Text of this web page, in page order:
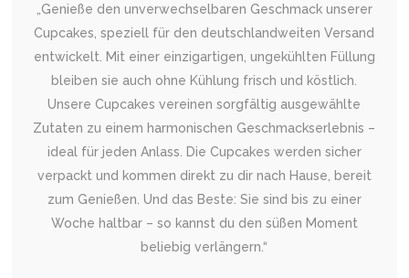
„Genieße den unverwechselbaren Geschmack unserer
Cupcakes, speziell für den deutschlandweiten Versand
entwickelt. Mit einer einzigartigen, ungekühlten Füllung
bleiben sie auch ohne Kühlung frisch und köstlich.
Unsere Cupcakes vereinen sorgfältig ausgewählte
Zutaten zu einem harmonischen Geschmackserlebnis –
ideal für jeden Anlass. Die Cupcakes werden sicher
verpackt und kommen direkt zu dir nach Hause, bereit
zum Genießen. Und das Beste: Sie sind bis zu einer
Woche haltbar – so kannst du den süßen Moment
beliebig verlängern.“